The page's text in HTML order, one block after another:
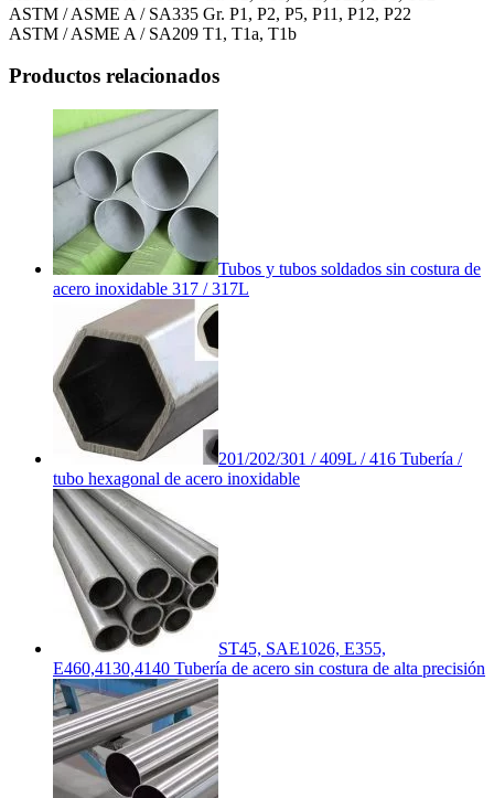
ASTM / ASME A / SA335 Gr. P1, P2, P5, P11, P12, P22
ASTM / ASME A / SA209 T1, T1a, T1b
Productos relacionados
Tubos y tubos soldados sin costura de
acero inoxidable 317 / 317L
201/202/301 / 409L / 416 Tubería /
tubo hexagonal de acero inoxidable
ST45, SAE1026, E355,
E460,4130,4140 Tubería de acero sin costura de alta precisión